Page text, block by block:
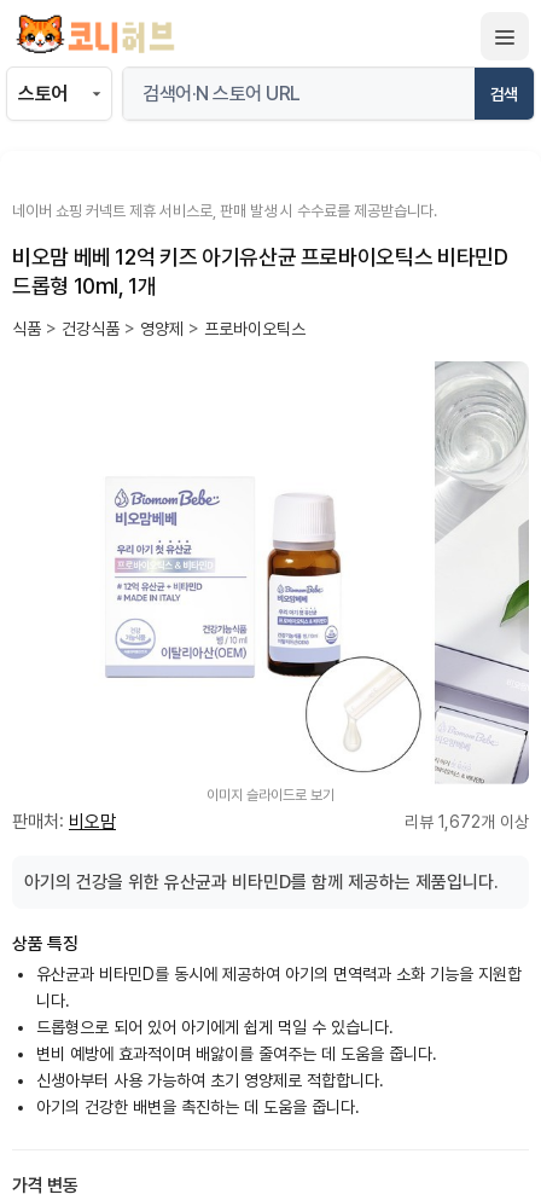
츠
검색
네이버 쇼핑 커넥트 제휴 서비스로, 판매 발생 시 수수료를 제공받습니다.
비오맘 베베 12억 키즈 아기유산균 프로바이오틱스 비타민D
드롭형 10ml, 1개
식품 > 건강식품 > 영양제 > 프로바이오틱스
이미지 슬라이드로 보기
판매처: 비오맘 리뷰 1,672개 이상
아기의 건강을 위한 유산균과 비타민D를 함께 제공하는 제품입니다.
상품 특징
유산균과 비타민D를 동시에 제공하여 아기의 면역력과 소화 기능을 지원합
니다.
드롭형으로 되어 있어 아기에게 쉽게 먹일 수 있습니다.
변비 예방에 효과적이며 배앓이를 줄여주는 데 도움을 줍니다.
신생아부터 사용 가능하여 초기 영양제로 적합합니다.
아기의 건강한 배변을 촉진하는 데 도움을 줍니다.
가격 변동